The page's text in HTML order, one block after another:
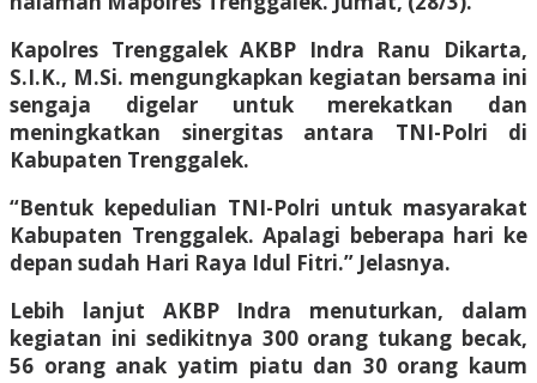
Kapolres Trenggalek AKBP Indra Ranu Dikarta,
S.I.K., M.Si. mengungkapkan kegiatan bersama ini
sengaja digelar untuk merekatkan dan
meningkatkan sinergitas antara TNI-Polri di
Kabupaten Trenggalek.
“Bentuk kepedulian TNI-Polri untuk masyarakat
Kabupaten Trenggalek. Apalagi beberapa hari ke
depan sudah Hari Raya Idul Fitri.” Jelasnya.
Lebih lanjut AKBP Indra menuturkan, dalam
kegiatan ini sedikitnya 300 orang tukang becak,
56 orang anak yatim piatu dan 30 orang kaum